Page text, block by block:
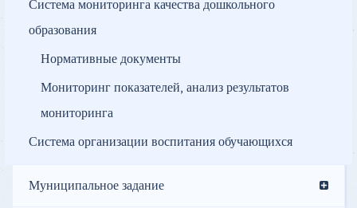
Система мониторинга качества дошкольного
образования
Нормативные документы
Мониторинг показателей, анализ результатов
мониторинга
Система организации воспитания обучающихся
Муниципальное задание